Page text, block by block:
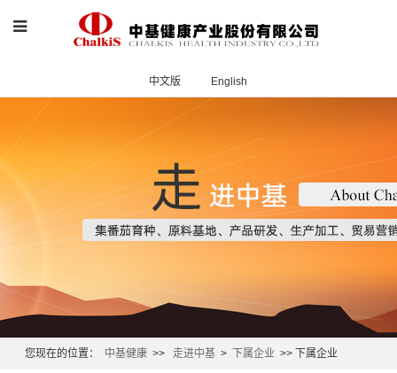
中文版 English
您现在的位置： 中基健康 >> 走进中基 > 下属企业 >> 下属企业